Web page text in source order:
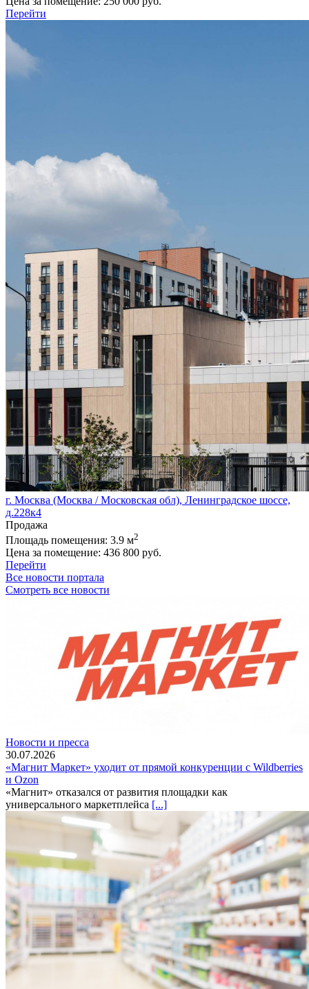
Перейти
г. Москва (Москва / Московская обл), Ленинградское шоссе,
д.228к4
Продажа
Площадь помещения: 3.9 м2
Цена за помещение: 436 800 руб.
Перейти
Все новости портала
Смотреть все новости
Новости и пресса
30.07.2026
«Магнит Маркет» уходит от прямой конкуренции с Wildberries
и Ozon
«Магнит» отказался от развития площадки как
универсального маркетплейса [...]